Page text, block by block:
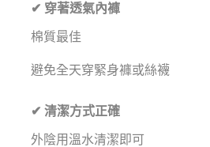
✔ 穿著透氣內褲
棉質最佳
避免全天穿緊身褲或絲襪
✔ 清潔方式正確
外陰用溫水清潔即可